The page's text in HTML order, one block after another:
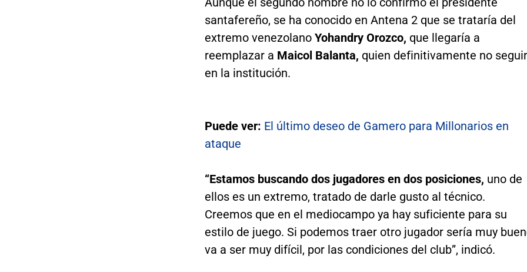
santafereño, se ha conocido en Antena 2 que se trataría del
extremo venezolano Yohandry Orozco, que llegaría a
reemplazar a Maicol Balanta, quien definitivamente no
en la institución.
Puede ver: El último deseo de Gamero para Millonarios en
ataque
“Estamos buscando dos jugadores en dos posiciones, uno de
ellos es un extremo, tratado de darle gusto al técnico.
Creemos que en el mediocampo ya hay suficiente para su
estilo de juego. Si podemos traer otro jugador sería muy
va a ser muy difícil, por las condiciones del club”, indicó.